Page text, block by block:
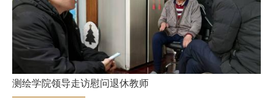
测绘学院领导走访慰问退休教师